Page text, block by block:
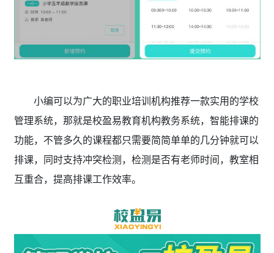
小编可以为广大的职业培训机构推荐一款实用的学校
管理系统，那就是校盈易教育机构教务系统，智能排课的
功能，不管多久的课程都只需要简简单单的几分钟就可以
排课，同时支持冲突检测，检测是否有老师时间，教室相
互重合，提高排课工作效率。